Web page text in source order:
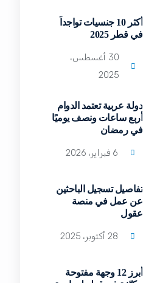
أكثر 10 جنسيات تواجداً
في قطر 2025
30 أغسطس،
2025
دولة عربية تعتمد الدوام
أربع ساعات ونصف يوميًا
في رمضان
6 فبراير، 2026
تفاصيل تسجيل الباحثين
عن عمل في منصة
عقول
28 أكتوبر، 2025
أبرز 12 وجهة مفتوحة